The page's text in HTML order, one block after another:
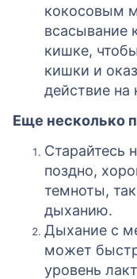
кокосовым
всасывание
кишке,
кишки и
действие на
Еще несколько
Старайтесь
поздно,
темноты,
дыханию.
Дыхание с
может
уровень